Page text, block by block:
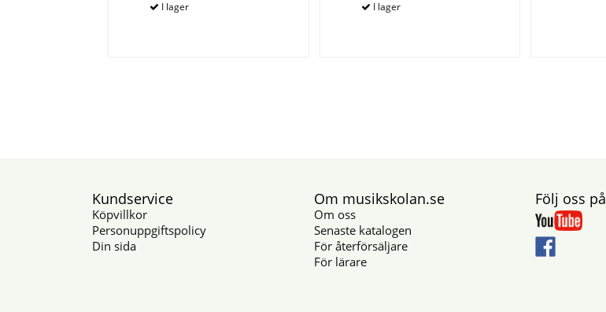
Kundservice
Köpvillkor
Personuppgiftspolicy
Din sida
Om musikskolan.se
Om oss
Senaste katalogen
För återförsäljare
För lärare
Följ oss på